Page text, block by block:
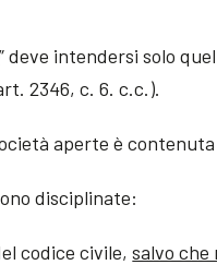
” deve intendersi solo
2346, c. 6. c.c.).
aperte è
disciplinate:
codice civile,salvo che